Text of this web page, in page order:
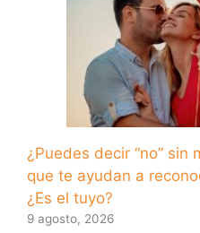
¿Puedes decir “no” sin
que te ayudan a
¿Es el tuyo?
9 agosto, 2026